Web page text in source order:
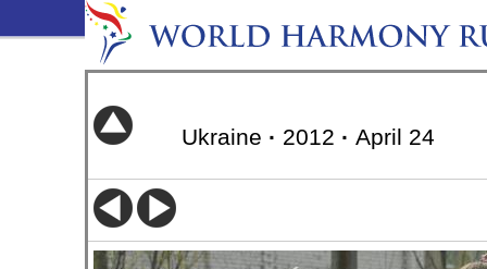
Ukraine · 2012 · April 24